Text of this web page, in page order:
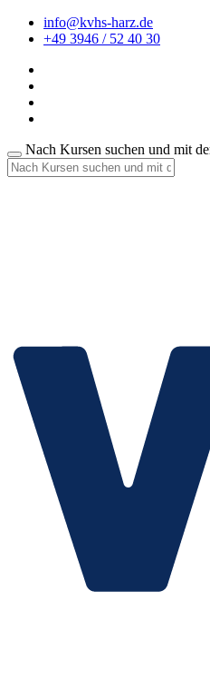
info@kvhs-harz.de
+49 3946 / 52 40 30
Nach Kursen suchen und mit